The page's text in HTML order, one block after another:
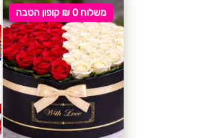
משלוח 0 ₪ קופון הטבה